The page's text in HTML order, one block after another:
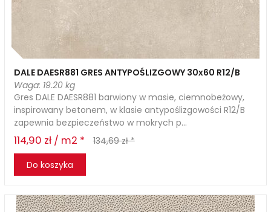
DALE DAESR881 GRES ANTYPOŚLIZGOWY 30x60 R12/B
Waga: 19.20 kg
Gres DALE DAESR881 barwiony w masie, ciemnobeżowy,
inspirowany betonem, w klasie antypoślizgowości R12/B
zapewnia bezpieczeństwo w mokrych p...
114,90 zł / m2 *
134,69 zł *
Do koszyka